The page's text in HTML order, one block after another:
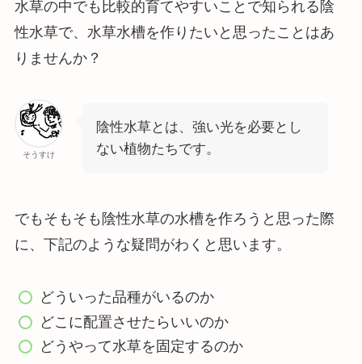
水草の中でも比較的育てやすいことで知られる陰
性水草で、水草水槽を作りたいと思ったことはあ
りませんか？
そうすけ
陰性水草とは、強い光を必要とし
ない植物たちです。
でもそもそも陰性水草の水槽を作ろうと思った際
に、下記のような疑問がわくと思います。
どういった品種がいるのか
どこに配置させたらいいのか
どうやって水草を固定するのか